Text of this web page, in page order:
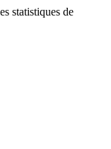
statistiques de